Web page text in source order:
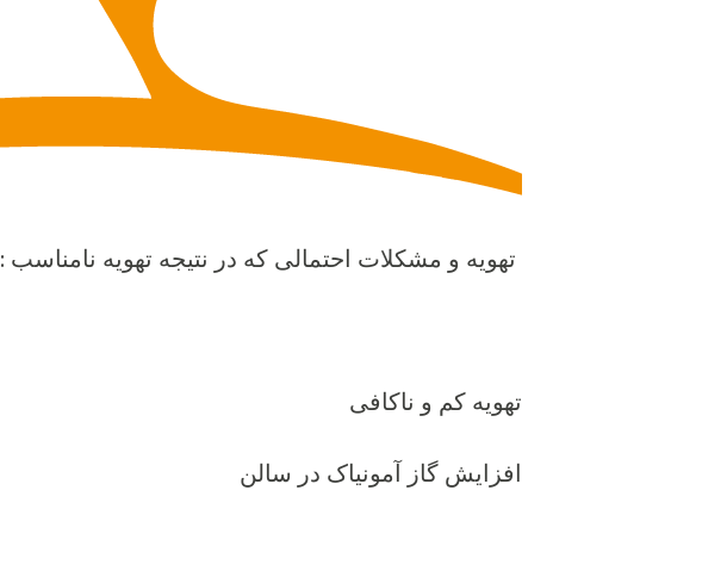
تهویه و مشکلات احتمالی که در نتیجه تهویه نامناسب :
تهویه کم و ناکافی
افزایش گاز آمونیاک در سالن